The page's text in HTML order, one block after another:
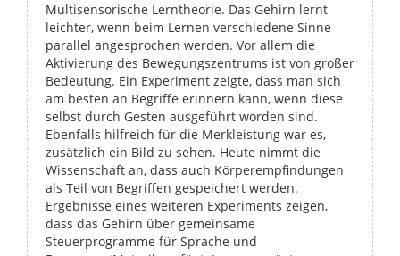
Multisensorische Lerntheorie. Das Gehirn lernt
leichter, wenn beim Lernen verschiedene Sinne
parallel angesprochen werden. Vor allem die
Aktivierung des Bewegungszentrums ist von großer
Bedeutung. Ein Experiment zeigte, dass man sich
am besten an Begriffe erinnern kann, wenn diese
selbst durch Gesten ausgeführt worden sind.
Ebenfalls hilfreich für die Merkleistung war es,
zusätzlich ein Bild zu sehen. Heute nimmt die
Wissenschaft an, dass auch Körperempfindungen
als Teil von Begriffen gespeichert werden.
Ergebnisse eines weiteren Experiments zeigen,
dass das Gehirn über gemeinsame
Steuerprogramme für Sprache und